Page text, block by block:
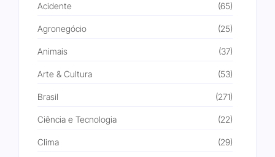
Acidente (65)
Agronegócio (25)
Animais (37)
Arte & Cultura (53)
Brasil (271)
Ciência e Tecnologia (22)
Clima (29)